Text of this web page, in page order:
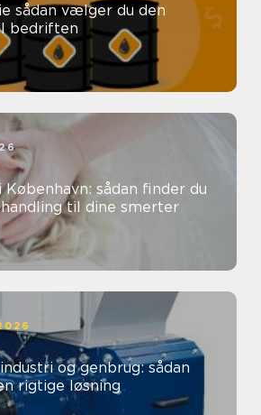
bedriften
sådan finder du
til dine smerter
og genbrug: sådan
rigtige løsning